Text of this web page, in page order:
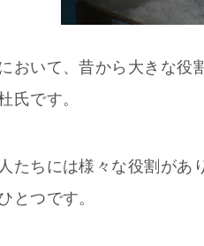
おいて、昔から大きな役
氏です。
たちには様々な役割があ
とつです。